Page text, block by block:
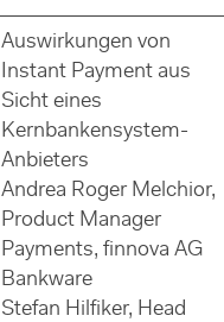
Auswirkungen von
Instant Payment aus
Sicht eines
Kernbankensystem-
Anbieters
Andrea Roger Melchior,
Product Manager
Payments, finnova AG
Bankware
Stefan Hilfiker, Head